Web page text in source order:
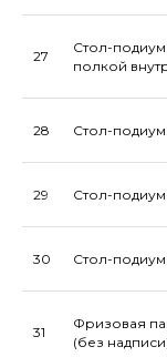
27
Стол-подиум
полкой
28 Стол-подиум
29 Стол-подиум
30 Стол-подиум
31
Фризовая
(без